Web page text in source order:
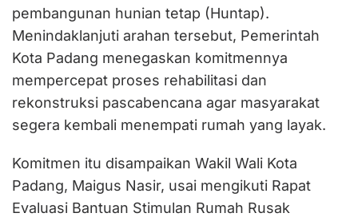
pembangunan hunian tetap (Huntap).
Menindaklanjuti arahan tersebut, Pemerintah
Kota Padang menegaskan komitmennya
mempercepat proses rehabilitasi dan
rekonstruksi pascabencana agar masyarakat
segera kembali menempati rumah yang layak.
Komitmen itu disampaikan Wakil Wali Kota
Padang, Maigus Nasir, usai mengikuti Rapat
Evaluasi Bantuan Stimulan Rumah Rusak